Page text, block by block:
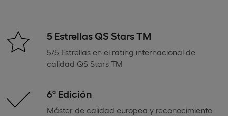
5 Estrellas QS Stars TM
5/5 Estrellas en el rating internacional de
calidad QS Stars TM
6ª Edición
Máster de calidad europea y reconocimiento